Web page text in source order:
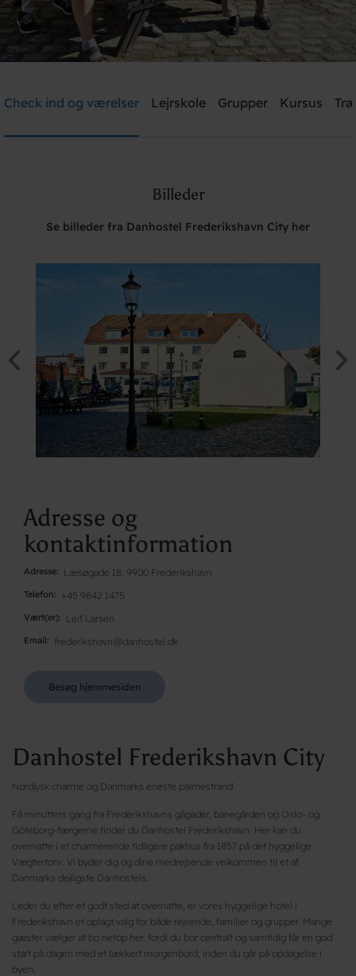
Brug for hjælp? Ring+45 9842 1475
Check ind og værelser Lejrskole Grupper Kursus
Billeder
Se billeder fra Danhostel Frederikshavn City her
Adresse og
kontaktinformation
Adresse Læsøgade 18, 9900 Frederikshavn
Telefon +45 9842 1475
Vært(er) Leif Larsen
Email frederikshavn@danhostel.dk
Besøg hjemmesiden
Danhostel Frederikshavn City
Nordjysk charme og Danmarks eneste palmestrand
Få minutters gang fra Frederikshavns gågader, banegården og Oslo- og
Göteborg-færgerne finder du Danhostel Frederikshavn. Her kan du
overnatte i et charmerende tidligere pakhus fra 1857 på det hyggelige
Vægtertorv. Vi byder dig og dine medrejsende velkommen til et af
Danmarks dejligste Danhostels.
Leder du efter et godt sted at overnatte, er vores hyggelige hotel i
Frederikshavn et oplagt valg for både rejsende, familier og grupper. Mange
gæster vælger at bo netop her, fordi du bor centralt og samtidig får en god
start på dagen med et lækkert morgenbord, inden du går på opdagelse i
byen.